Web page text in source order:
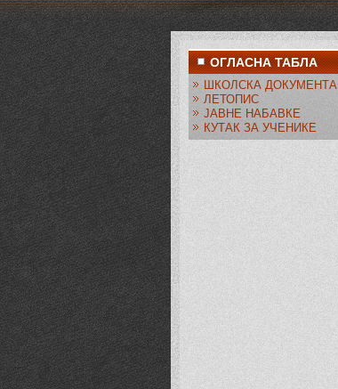
ОГЛАСНА ТАБЛА
ШКОЛСКА ДОКУМЕНТА
ЛЕТОПИС
ЈАВНЕ НАБАВКЕ
КУТАК ЗА УЧЕНИКЕ